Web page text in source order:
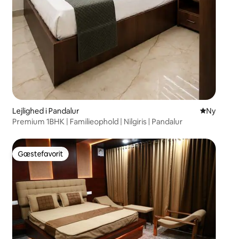
Lejlighed i Pandalur Nyt
Ny
Premium 1BHK | Familieophold | Nilgiris | Pandalur
Gæstefavorit
Gæstefavorit